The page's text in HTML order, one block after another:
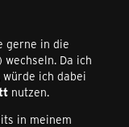
gerne in die
Da ich
ich dabei
nutzen.
in meinem